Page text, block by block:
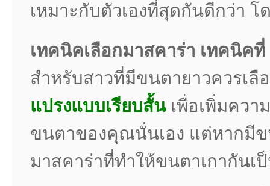
เหมาะกับตัวเองที่สุดกันดีกว่า
เทคนิคเลือกมาสคาร่า เทคนิค
สำหรับสาวที่มีขนตายาวควรเลื
แปรงแบบเรียบสั้นเพื่อเพิ่มควา
ขนตาของคุณนั่นเอง แต่หากมี
มาสคาร่าที่ทำให้ขนตาเกากันเ